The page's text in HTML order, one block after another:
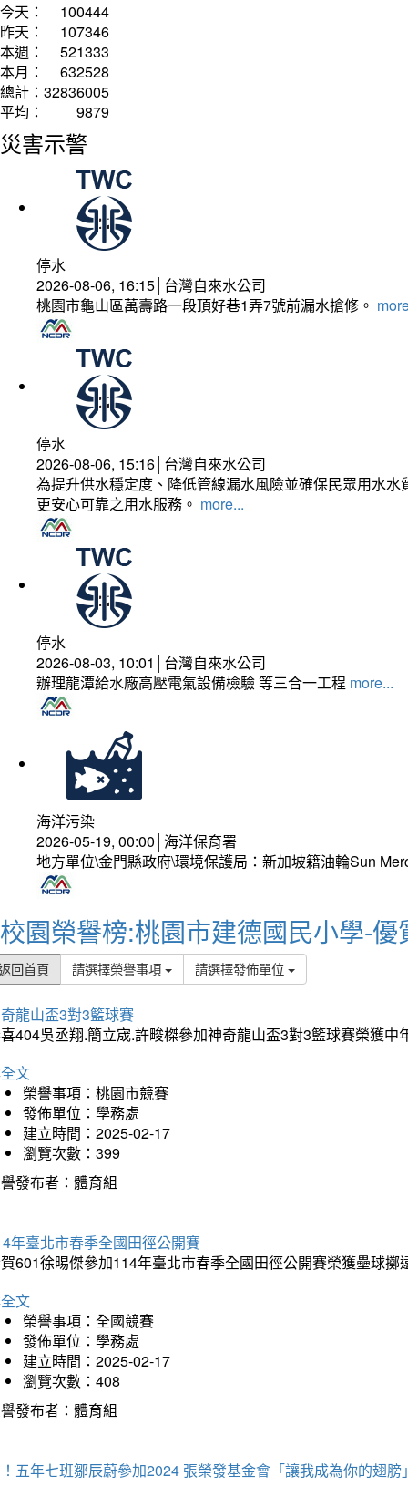
今天：
100444
昨天：
107346
本週：
521333
本月：
632528
總計： 32836005
平均：
9879
災害示警
停水
2026-08-06, 16:15│台灣自來水公司
桃園市龜山區萬壽路一段頂好巷1弄7號前漏水搶修。
停水
2026-08-06, 15:16│台灣自來水公司
為提升供水穩定度、降低管線漏水風險並確保民眾用水
更安心可靠之用水服務。 more...
停水
2026-08-03, 10:01│台灣自來水公司
辦理龍潭給水廠高壓電氣設備檢驗 等三合一工程 more...
海洋污染
2026-05-19, 00:00│海洋保育署
地方單位\金門縣政府\環境保護局：新加坡籍油輪Sun
校園榮譽榜:桃園市建德國民小學-優
回首頁 請選擇榮譽事項 請選擇發佈單位
龍山盃3對3籃球賽
404吳丞翔.簡立宬.許畯榤參加神奇龍山盃3對3籃球賽榮獲中
文
榮譽事項：桃園市競賽
發佈單位：學務處
建立時間：2025-02-17
瀏覽次數：399
發布者：體育組
年臺北市春季全國田徑公開賽
601徐晹傑參加114年臺北市春季全國田徑公開賽榮獲壘球擲
文
榮譽事項：全國競賽
發佈單位：學務處
建立時間：2025-02-17
瀏覽次數：408
發布者：體育組
五年七班鄒辰蔚參加2024 張榮發基金會「讓我成為你的翅